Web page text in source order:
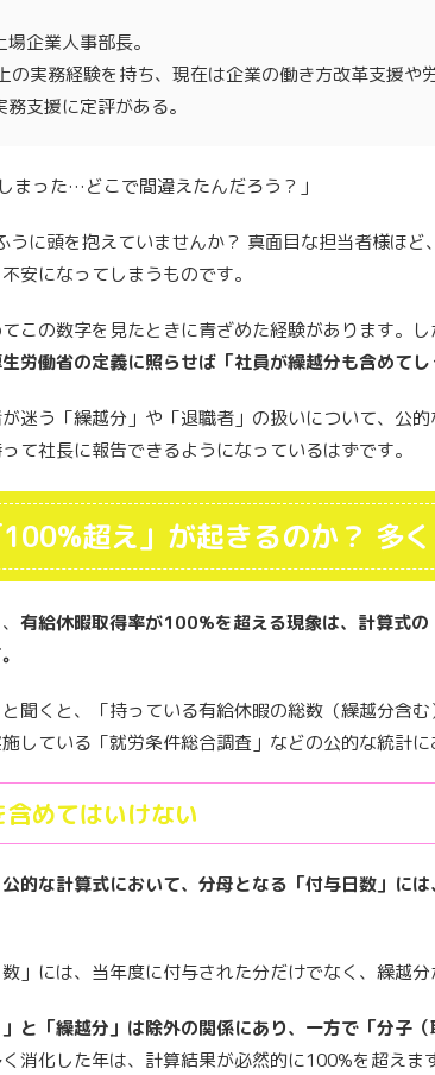
企業人事部長。
の実務経験を持ち、現在は企業の働き方改革支援
支援に定評がある。
まった…どこで間違えたんだろう？」
うに頭を抱えていませんか？ 真面目な担当者様ほ
安になってしまうものです。
この数字を見たときに青ざめた経験があります。し
労働省の定義に照らせば「社員が繰越分も含めて
迷う「繰越分」や「退職者」の扱いについて、公
て社長に報告できるようになっているはずです。
超え」が起きるのか？ 多
有給休暇取得率が100%を超える現象は、計算式
聞くと、「持っている有給休暇の総数（繰越分含
している「就労条件総合調査」などの公的な統計に
含めてはいけない
公的な計算式において、分母となる「付与日数」に
」には、当年度に付与された分だけでなく、繰越分
」と「繰越分」は除外の関係にあり、一方で「分子
消化した年は、計算結果が必然的に100%を超えま